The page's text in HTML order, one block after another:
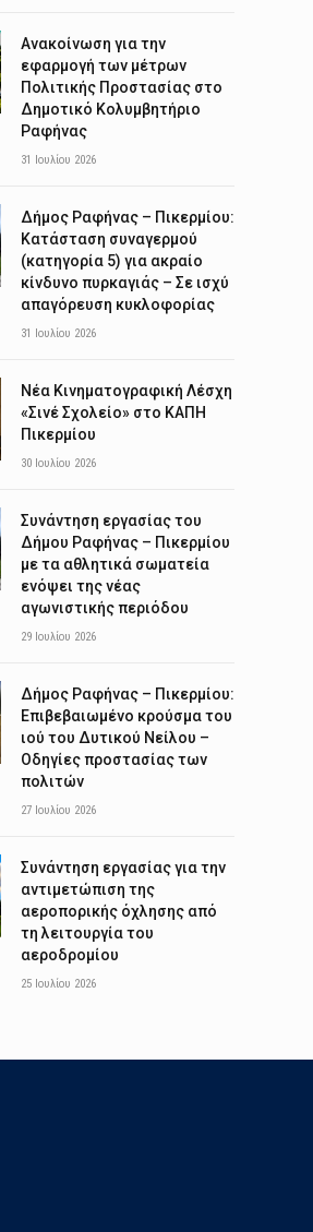
Ανακοίνωση για την
εφαρμογή των μέτρων
Πολιτικής Προστασίας στο
Δημοτικό Κολυμβητήριο
Ραφήνας
31 Ιουλίου 2026
Δήμος Ραφήνας – Πικερμίου:
Κατάσταση συναγερμού
(κατηγορία 5) για ακραίο
κίνδυνο πυρκαγιάς – Σε ισχύ
απαγόρευση κυκλοφορίας
31 Ιουλίου 2026
Νέα Κινηματογραφική Λέσχη
«Σινέ Σχολείο» στο ΚΑΠΗ
Πικερμίου
30 Ιουλίου 2026
Συνάντηση εργασίας του
Δήμου Ραφήνας – Πικερμίου
με τα αθλητικά σωματεία
ενόψει της νέας
αγωνιστικής περιόδου
29 Ιουλίου 2026
Δήμος Ραφήνας – Πικερμίου:
Επιβεβαιωμένο κρούσμα του
ιού του Δυτικού Νείλου –
Οδηγίες προστασίας των
πολιτών
27 Ιουλίου 2026
Συνάντηση εργασίας για την
αντιμετώπιση της
αεροπορικής όχλησης από
τη λειτουργία του
αεροδρομίου
25 Ιουλίου 2026